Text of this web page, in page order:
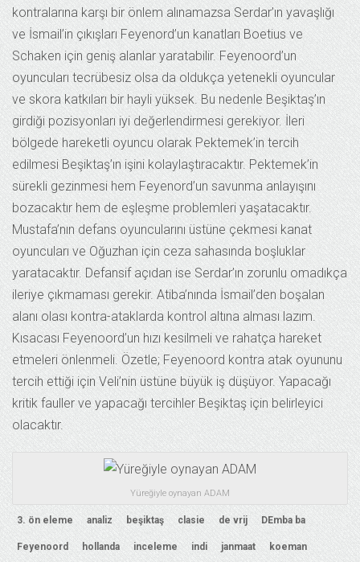
kontralarına karşı bir önlem alınamazsa Serdar’ın yavaşlığı
ve İsmail’in çıkışları Feyenord’un kanatları Boetius ve
Schaken için geniş alanlar yaratabilir. Feyenoord’un
oyuncuları tecrübesiz olsa da oldukça yetenekli oyuncular
ve skora katkıları bir hayli yüksek. Bu nedenle Beşiktaş’ın
girdiği pozisyonları iyi değerlendirmesi gerekiyor. İleri
bölgede hareketli oyuncu olarak Pektemek’in tercih
edilmesi Beşiktaş’ın işini kolaylaştıracaktır. Pektemek’in
sürekli gezinmesi hem Feyenord’un savunma anlayışını
bozacaktır hem de eşleşme problemleri yaşatacaktır.
Mustafa’nın defans oyuncularını üstüne çekmesi kanat
oyuncuları ve Oğuzhan için ceza sahasında boşluklar
yaratacaktır. Defansif açıdan ise Serdar’ın zorunlu omadıkça
ileriye çıkmaması gerekir. Atiba’nında İsmail’den boşalan
alanı olası kontra-ataklarda kontrol altına alması lazım.
Kısacası Feyenoord’un hızı kesilmeli ve rahatça hareket
etmeleri önlenmeli. Özetle; Feyenoord kontra atak oyununu
tercih ettiği için Veli’nin üstüne büyük iş düşüyor. Yapacağı
kritik fauller ve yapacağı tercihler Beşiktaş için belirleyici
olacaktır.
Yüreğiyle oynayan ADAM
3. ön eleme analiz beşiktaş clasie de vrij DEmba ba
Feyenoord hollanda inceleme indi janmaat koeman